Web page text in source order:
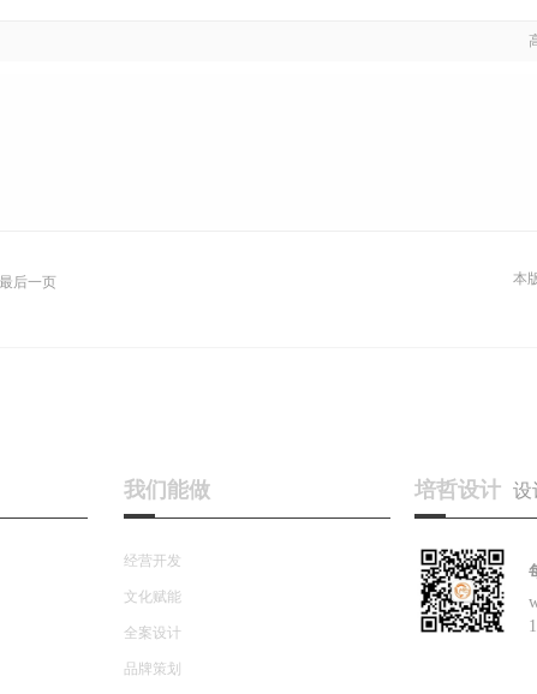
本
后一页
我们能做
经营开发
文化赋能
全案设计
品牌策划
培哲设计 设